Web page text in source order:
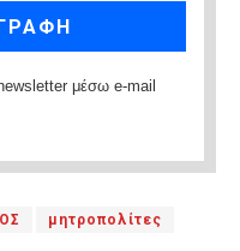
μέσω e-mail
μητροπολίτες